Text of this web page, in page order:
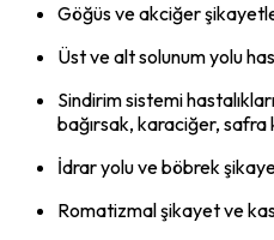
Göğüs ve akciğer
Üst ve alt solunum yolu
Sindirim sistemi
bağırsak, karaciğer, safra
İdrar yolu ve böbrek
Romatizmal şikayet ve